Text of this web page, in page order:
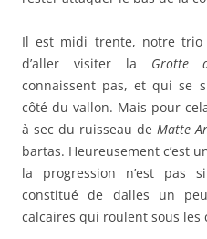
Il est midi trente, notre trio
d’aller visiter la Grotte
connaissent pas, et qui se
côté du vallon. Mais pour
à sec du ruisseau de Matte
bartas. Heureusement c’est
la progression n’est pas
constitué de dalles un
calcaires qui roulent sous les